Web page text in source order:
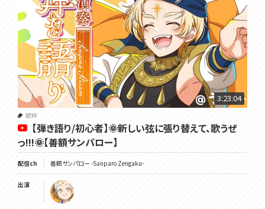
3:23:04
歌枠
【弾き語り/初心者】🌞新しい弦に張り替えて、歌うぜ
っ!!!🌞【善額サンパロー】
配信ch 善額サンパロー -Sanparo Zengaku-
出演